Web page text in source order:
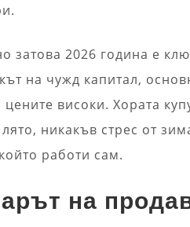
затова 2026 година е
на чужд капитал,
високи. Хората
никакъв стрес от
работи сам.
на